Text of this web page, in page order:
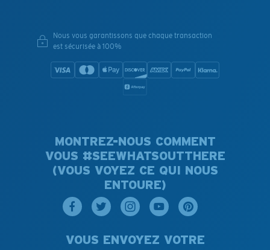
Nous vous garantissons que chaque transaction
est sécurisée à 100%
MONTREZ-NOUS COMMENT
VOUS #SEEWHATSOUTTHERE
(VOUS VOYEZ CE QUI NOUS
ENTOURE)
VOUS ENVOYEZ VOTRE